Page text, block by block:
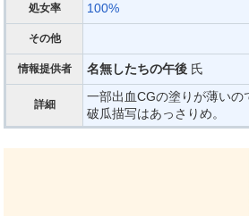
処女率 100%
その他
情報提供者 名無したちの午後 氏
詳細
一部出血CGの塗りが薄いの
破瓜描写はあっさりめ。